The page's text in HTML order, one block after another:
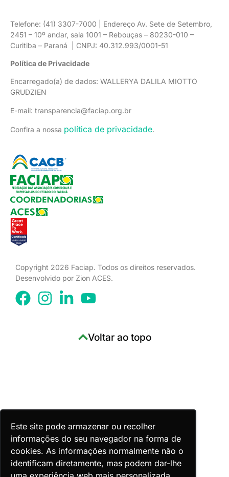
Este site pode armazenar ou recolher
informações do seu navegador na forma de
cookies. As informações normalmente não o
identificam diretamente, mas podem dar-lhe
Telefone: (41) 3307-7000 | Endereço Av. Sete de Setembro,
2451 – 10º andar, sala 1001 – Rebouças – 80230-010 –
Curitiba – Paraná | CNPJ: 40.312.993/0001-51
Política de Privacidade
Encarregado(a) de dados: WALLERYA DALILA MIOTTO
GRUDZIEN
E-mail: transparencia@faciap.org.br
Confira a nossa política de privacidade.
Copyright 2026 Faciap. Todos os direitos reservados.
Desenvolvido por Zion ACES.
Voltar ao topo